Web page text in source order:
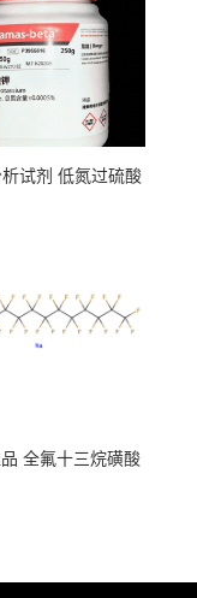
析试剂 低氮过硫酸
全氟十三烷磺酸